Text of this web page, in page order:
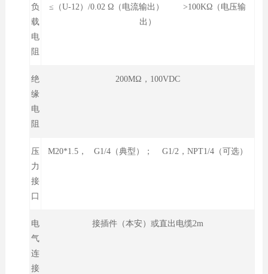
负
载
电
阻
≤（U-12）/0.02 Ω（电流输出） >100KΩ（电压输
出）
绝
缘
电
阻
200MΩ，100VDC
压
力
接
口
M20*1.5， G1/4（典型）； G1/2，NPT1/4（可选）
电
气
连
接
接插件（本安）或直出电缆2m